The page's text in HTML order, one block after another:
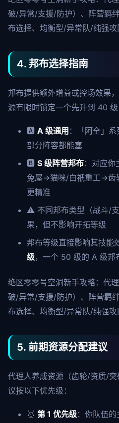
破/异常/支援/防护）、阵营羁
布选择、均衡型/异常队/纯强攻
4. 邦布选择指南
邦布提供额外增益或控场效果
源有限时锁定一个先升到 40 级
🅰️ A 级通用 ：「阿全」
部分阵容都能塞
🅱️ S 级阵营邦布：对应你
兔屋→猫咪/白祇重工→齿
更精准
⚠️ 不同邦布类型（战斗/
果，但不影响开拓等级
邦布等级直接影响其技能
级，一个 50 级的 A 级邦
绝区零零号空洞新手攻略：代
破/异常/支援/防护）、阵营羁
布选择、均衡型/异常队/纯强攻
5. 前期资源分配建议
代理人养成资源（齿轮/资质/
议按以下优先级：
🥇 第 1 优先级：你队伍